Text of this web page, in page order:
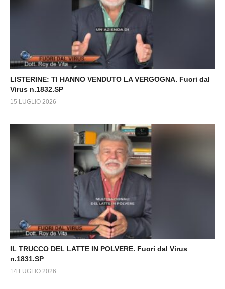
LISTERINE: TI HANNO VENDUTO LA VERGOGNA. Fuori dal
Virus n.1832.SP
15 LUGLIO 2026
IL TRUCCO DEL LATTE IN POLVERE. Fuori dal Virus
n.1831.SP
14 LUGLIO 2026